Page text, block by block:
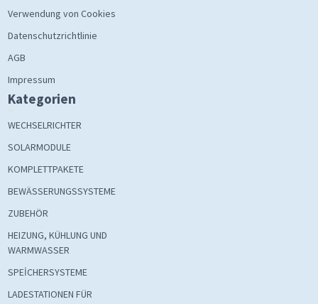
Verwendung von Cookies
Datenschutzrichtlinie
AGB
Impressum
Kategorien
WECHSELRICHTER
SOLARMODULE
KOMPLETTPAKETE
BEWÄSSERUNGSSYSTEME
ZUBEHÖR
HEIZUNG, KÜHLUNG UND
WARMWASSER
SPEİCHERSYSTEME
LADESTATIONEN FÜR